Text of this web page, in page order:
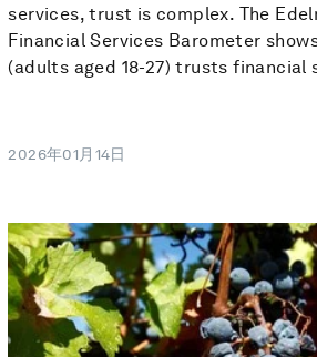
services, trust is complex. The
Financial Services Barometer
(adults aged 18-27) trusts financial
2026年01月14日